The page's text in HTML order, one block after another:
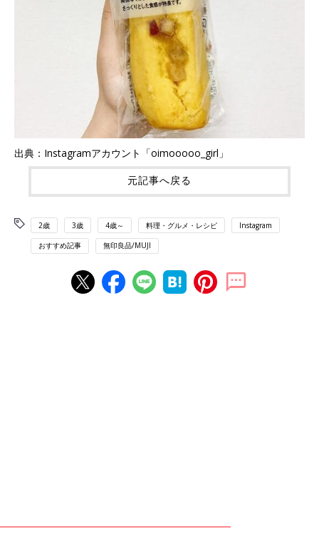
出典：Instagramアカウント「oimooooo_girl」
元記事へ戻る
2歳 3歳 4歳～ 料理・グルメ・レシピ Instagram
おすすめ記事 無印良品/MUJI